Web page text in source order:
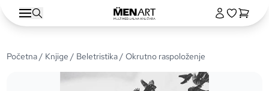
Početna/ Knjige / Beletristika/ Okrutno raspoloženje